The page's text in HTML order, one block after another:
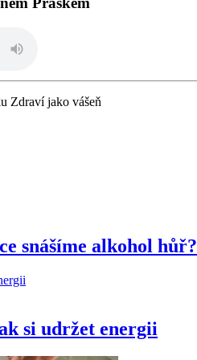
Zdraví jako vášeň
snášíme alkohol hůř?
si udržet energii